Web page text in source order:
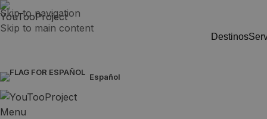
Skip to navigation
Skip to main content
destinos
español
Menu